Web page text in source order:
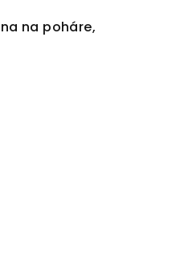
na poháre,